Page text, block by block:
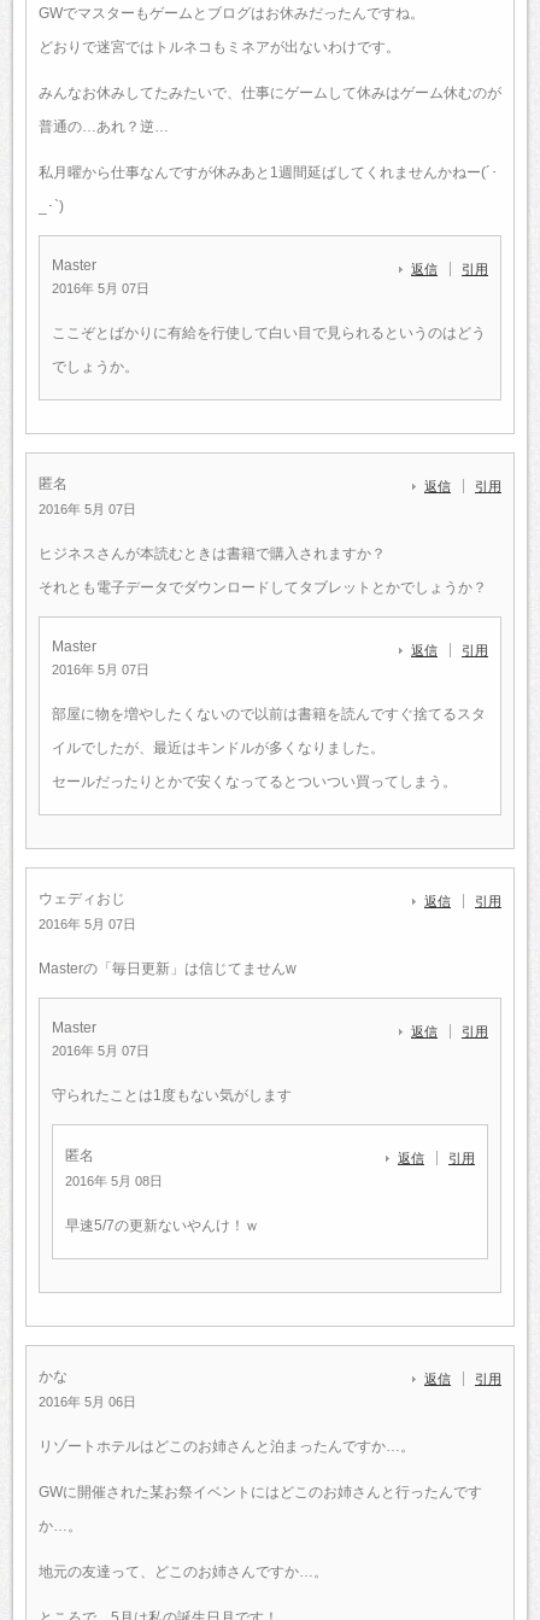
GWでマスターもゲームとブログはお休みだったんですね。
どおりで迷宮ではトルネコもミネアが出ないわけです。
みんなお休みしてたみたいで、仕事にゲームして休みはゲーム休むのが
普通の…あれ？逆…
私月曜から仕事なんですが休みあと1週間延ばしてくれませんかねー(´･
_･`)
Master
2016年 5月 07日
返信 引用
ここぞとばかりに有給を行使して白い目で見られるというのはどう
でしょうか。
匿名
2016年 5月 07日
返信 引用
ヒジネスさんが本読むときは書籍で購入されますか？
それとも電子データでダウンロードしてタブレットとかでしょうか？
Master
2016年 5月 07日
返信 引用
部屋に物を増やしたくないので以前は書籍を読んですぐ捨てるスタ
イルでしたが、最近はキンドルが多くなりました。
セールだったりとかで安くなってるとついつい買ってしまう。
ウェディおじ
2016年 5月 07日
返信 引用
Masterの「毎日更新」は信じてませんw
Master
2016年 5月 07日
返信 引用
守られたことは1度もない気がします
匿名
2016年 5月 08日
返信 引用
早速5/7の更新ないやんけ！ｗ
かな
2016年 5月 06日
返信 引用
リゾートホテルはどこのお姉さんと泊まったんですか…。
GWに開催された某お祭イベントにはどこのお姉さんと行ったんです
か…。
地元の友達って、どこのお姉さんですか…。